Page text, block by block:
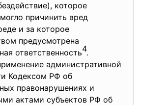
которое
причинить вред
и за которое
предусмотрена
ответственность4.
административной
Кодексом РФ об
правонарушениях и
актами субъектов РФ об